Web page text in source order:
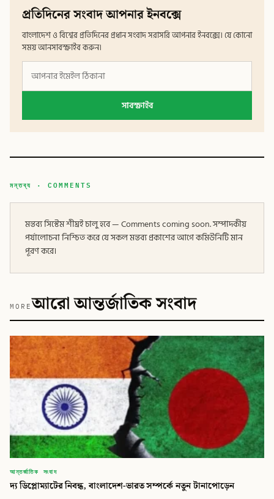
প্রতিদিনের সংবাদ আপনার ইনবক্সে
বাংলাদেশ ও বিশ্বের প্রতিদিনের প্রধান সংবাদ সরাসরি আপনার ইনবক্সে। যে কোনো
সময় আনসাবস্ক্রাইব করুন।
সাবস্ক্রাইব
মন্তব্য · COMMENTS
মন্তব্য সিস্টেম শীঘ্রই চালু হবে — Comments coming soon. সম্পাদকীয়
পর্যালোচনা নিশ্চিত করে যে সকল মন্তব্য প্রকাশের আগে কমিউনিটি মান
পূরণ করে।
MOREআরো আন্তর্জাতিক সংবাদ
আন্তর্জাতিক সংবাদ
দ্য ডিপ্লোম্যাটের নিবন্ধ, বাংলাদেশ-ভারত সম্পর্কে নতুন টানাপোড়েন